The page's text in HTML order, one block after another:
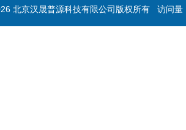
北京汉晟普源科技有限公司版权所有 访问量